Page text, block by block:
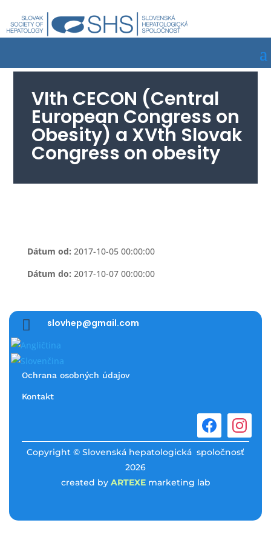
VIth CECON (Central
European Congress on
Obesity) a XVth Slovak
Congress on obesity
Dátum od: 2017-10-05 00:00:00
Dátum do: 2017-10-07 00:00:00
 slovhep@gmail.com
Ochrana osobných údajov
Kontakt
Copyright © Slovenská hepatologická spoločnosť
2026
created by ARTEXEmarketing lab